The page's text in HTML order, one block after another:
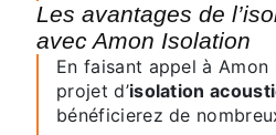
Les avantages de l’isolation acoustique
avec Amon Isolation
En faisant appel à Amon Isolation pour votre
projet d’isolation
bénéficierez de